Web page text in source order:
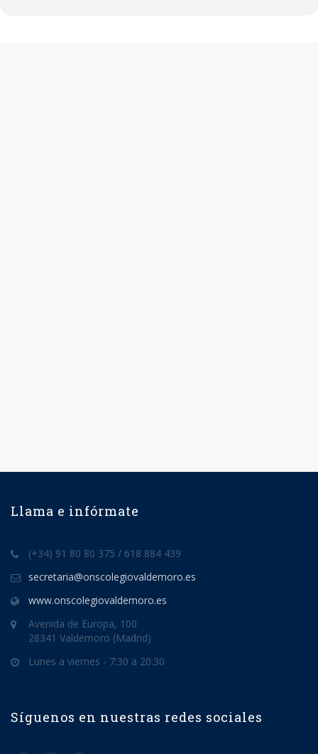
Llama e infórmate
(+34) 91 80 80 375 / 618 884 439
secretaria@onscolegiovaldemoro.es
www.onscolegiovaldemoro.es
Avenida de Europa, 100
28341 Valdemoro (Madrid)
Lunes a viernes - 7:30 a 20:30
Síguenos en nuestras redes sociales